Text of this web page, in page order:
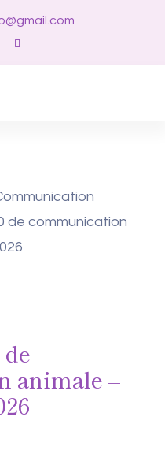
de communication
animale –